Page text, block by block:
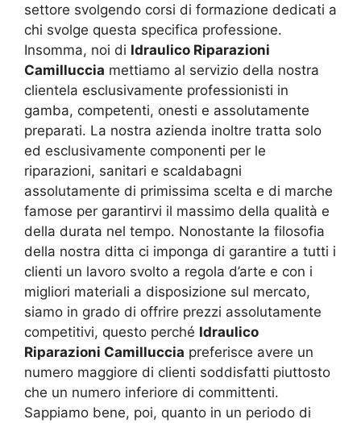
settore svolgendo corsi di formazione dedicati a
chi svolge questa specifica professione.
Insomma, noi di Idraulico Riparazioni
Camilluccia mettiamo al servizio della nostra
clientela esclusivamente professionisti in
gamba, competenti, onesti e assolutamente
preparati. La nostra azienda inoltre tratta solo
ed esclusivamente componenti per le
riparazioni, sanitari e scaldabagni
assolutamente di primissima scelta e di marche
famose per garantirvi il massimo della qualità e
della durata nel tempo. Nonostante la filosofia
della nostra ditta ci imponga di garantire a tutti i
clienti un lavoro svolto a regola d’arte e con i
migliori materiali a disposizione sul mercato,
siamo in grado di offrire prezzi assolutamente
competitivi, questo perché Idraulico
Riparazioni Camilluccia preferisce avere un
numero maggiore di clienti soddisfatti piuttosto
che un numero inferiore di committenti.
Sappiamo bene, poi, quanto in un periodo di